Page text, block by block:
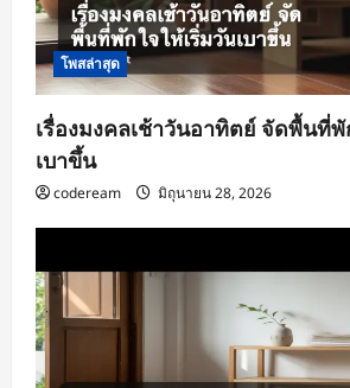
n
โพสล่าสุด
เรื่องมงคลเช้าวันอาทิตย์ จัดพื้นที่พั
เบาขึ้น
codeream มิถุนายน 28, 2026